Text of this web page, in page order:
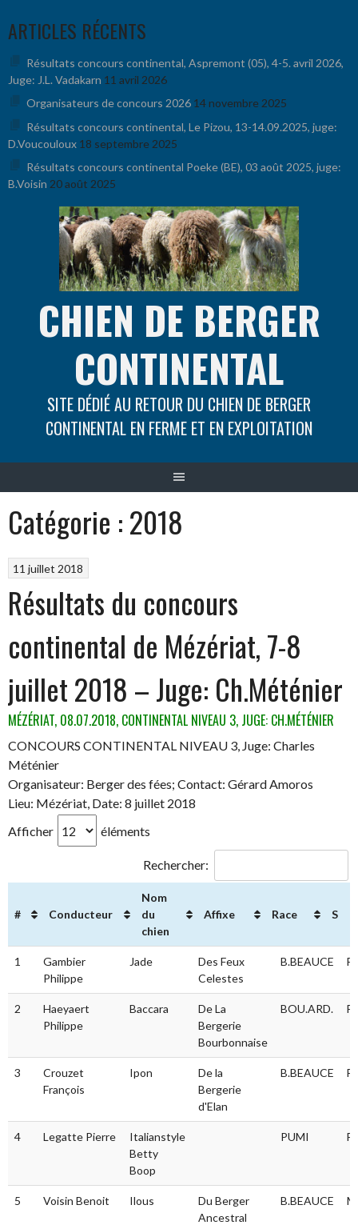
auARTICLES RÉCENTS
Résultats concours continental, Aspremont (05), 4-5. avril 2026,
Juge: J.L. Vadakarn 11 avril 2026
Organisateurs de concours 2026 14 novembre 2025
Résultats concours continental, Le Pizou, 13-14.09.2025, juge:
D.Voucouloux 18 septembre 2025
Résultats concours continental Poeke (BE), 03 août 2025, juge:
B.Voisin 20 août 2025
CHIEN DE BERGER
CONTINENTAL
SITE DÉDIÉ AU RETOUR DU CHIEN DE BERGER
CONTINENTAL EN FERME ET EN EXPLOITATION
Catégorie :2018
11 juillet 2018
Résultats du concours
continental de Mézériat, 7-8
juillet 2018 – Juge: Ch.Méténier
MÉZÉRIAT, 08.07.2018, CONTINENTAL NIVEAU 3, JUGE: CH.MÉTÉNIER
CONCOURS CONTINENTAL NIVEAU 3, Juge: Charles
Méténier
Organisateur: Berger des fées; Contact: Gérard Amoros
Lieu: Mézériat, Date: 8 juillet 2018
Afficher
éléments
Rechercher:
# Conducteur
Nom
du
chien
Affixe Race S
# Conducteur
Nom du
Affixe Race S
1
Gambier
Philippe
Jade
Des Feux
Celestes
B.BEAUCE F
2
Haeyaert
Philippe
Baccara
De La
Bergerie
Bourbonnaise
BOU.ARD. F
3
Crouzet
François
Ipon
De la
Bergerie
d'Elan
B.BEAUCE F
4 Legatte Pierre
Italianstyle
Betty
Boop
PUMI F
5 Voisin Benoit Ilous
Du Berger
Ancestral
B.BEAUCE M